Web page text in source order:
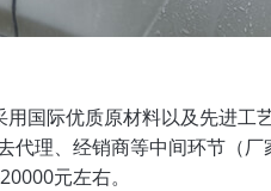
国际优质原材料以及先进工
理、经销商等中间环节（厂
元左右。